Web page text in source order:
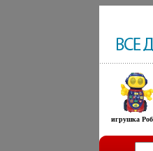
игрушка